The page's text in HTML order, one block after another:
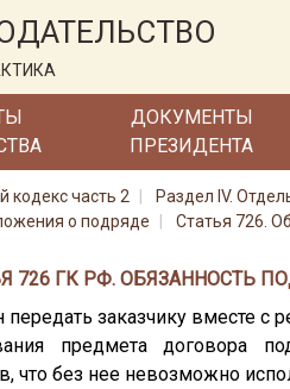
ДОКУМЕНТЫ
ПРЕЗИДЕНТА
кодекс часть 2 Раздел IV.
о подряде
Статья 726.
726 ГК РФ. ОБЯЗАННОСТЬ
передать заказчику вместе
предмета договора
что без нее невозможно